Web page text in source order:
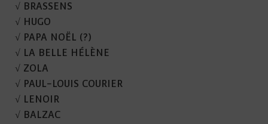
√ BRASSENS
√ HUGO
√ PAPA NOËL (?)
√ LA BELLE HÉLÈNE
√ ZOLA
√ PAUL-LOUIS COURIER
√ LENOIR
√ BALZAC